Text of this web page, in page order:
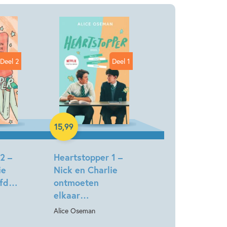
hebben elkaar meer dan ooit nodig…
zijn klaar voor de volgende stap…
staan voor hun grootste uitdaging ooit
Voor volwassenen Alice Oseman
Deel 2
–
Deel 1
Heartstopper 1 –
Nick en Charlie
ontmoeten
elkaar…
Alice Oseman
15,99
Hardcover